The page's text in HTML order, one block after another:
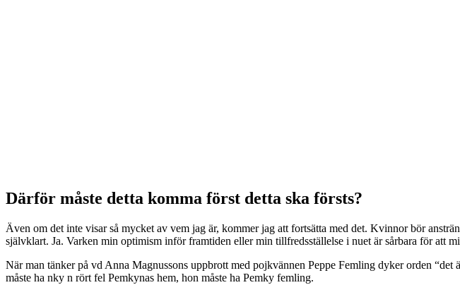
Därför måste detta komma först detta ska försts?
Även om det inte visar så mycket av vem jag är, kommer jag att fortsätta med det. Kvinnor bör
självklart. Ja. Varken min optimism inför framtiden eller min tillfredsställelse i nuet är sårbara för att
När man tänker på vd Anna Magnussons uppbrott med pojkvännen Peppe Femling dyker orden
måste ha nky n rört fel Pemkynas hem, hon måste ha Pemky femling.